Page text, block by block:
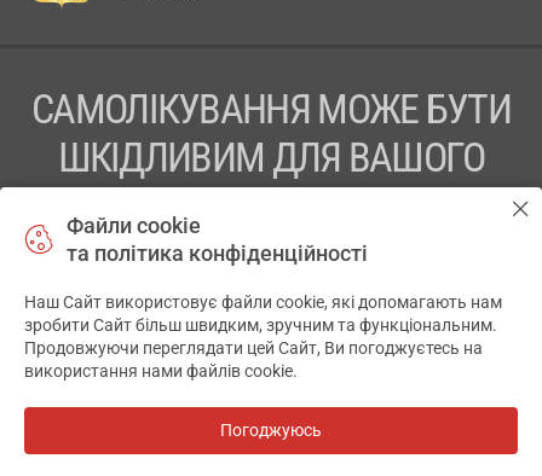
САМОЛІКУВАННЯ МОЖЕ БУТИ
ШКІДЛИВИМ ДЛЯ ВАШОГО
ПЕРЕД ЗАСТОСУВАННЯМ ПРЕПАРАТУ ПРОКОНСУЛЬТУЙТЕСЬ
ТОВ «АПТЕКА 911.ЮА» Код ЄДРПОУ 43631965.
Відмова від відповідальності
© 2014-2026. Медична інформаційна система АПТЕКА911.ЮА
Файли cookie
та політика конфіденційності
Наш Сайт використовує файли cookie, які допомагають нам
зробити Сайт більш швидким, зручним та функціональним.
Продовжуючи переглядати цей Сайт, Ви погоджуєтесь на
використання нами файлів cookie.
Погоджуюсь
✕